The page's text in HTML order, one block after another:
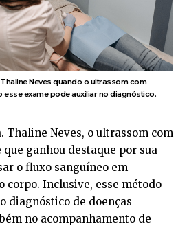
Neves quando o ultrassom com
exame pode auxiliar no diagnóstico.
Thaline Neves, o ultrassom com
ganhou destaque por sua
o fluxo sanguíneo em
corpo. Inclusive, esse método
diagnóstico de doenças
no acompanhamento de